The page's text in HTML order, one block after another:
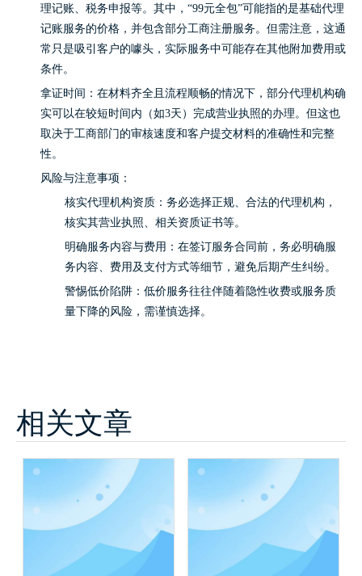
理记账、税务申报等。其中，“99元全包”可能指的是基础代理
记账服务的价格，并包含部分工商注册服务。但需注意，这通
常只是吸引客户的噱头，实际服务中可能存在其他附加费用或
条件。
拿证时间：在材料齐全且流程顺畅的情况下，部分代理机构确
实可以在较短时间内（如3天）完成营业执照的办理。但这也
取决于工商部门的审核速度和客户提交材料的准确性和完整
性。
风险与注意事项：
核实代理机构资质：务必选择正规、合法的代理机构，
核实其营业执照、相关资质证书等。
明确服务内容与费用：在签订服务合同前，务必明确服
务内容、费用及支付方式等细节，避免后期产生纠纷。
警惕低价陷阱：低价服务往往伴随着隐性收费或服务质
量下降的风险，需谨慎选择。
相关文章